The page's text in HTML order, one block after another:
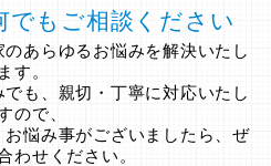
でもご相談ください
あらゆるお悩みを解決いたし
ます。
も、親切・丁寧に対応いたし
ので、
悩み事がございましたら、ぜ
わせください。